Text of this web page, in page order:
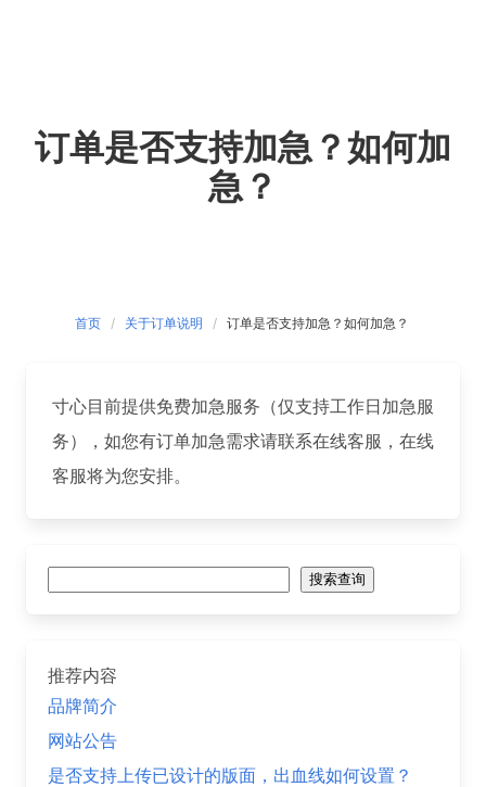
订单是否支持加急？如何加
急？
首页 关于订单说明 订单是否支持加急？如何加急？
寸心目前提供免费加急服务（仅支持工作日加急服
务），如您有订单加急需求请联系在线客服，在线
客服将为您安排。
搜索查询
推荐内容
品牌简介
网站公告
是否支持上传已设计的版面，出血线如何设置？